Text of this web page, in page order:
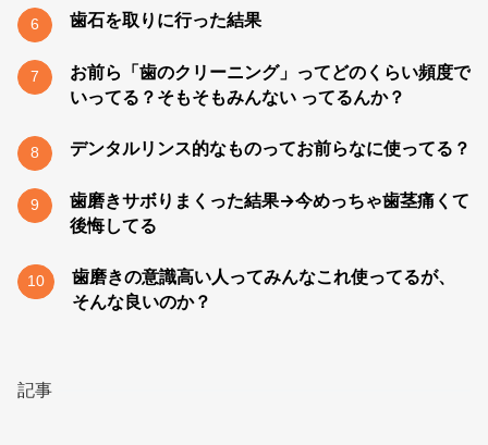
6 歯石を取りに行った結果
7
お前ら「歯のクリーニング」ってどのくらい頻度で
いってる？そもそもみんない ってるんか？
8 デンタルリンス的なものってお前らなに使ってる？
9
歯磨きサボりまくった結果→今めっちゃ歯茎痛くて
後悔してる
10
歯磨きの意識高い人ってみんなこれ使ってるが、
そんな良いのか？
記事